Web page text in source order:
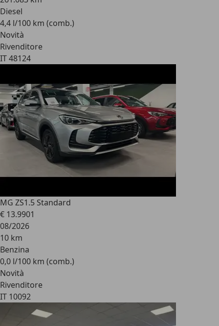
Diesel
4,4 l/100 km (comb.)
Novità
Rivenditore
IT 48124
MG ZS1.5 Standard
€ 13.9901
08/2026
10 km
Benzina
0,0 l/100 km (comb.)
Novità
Rivenditore
IT 10092